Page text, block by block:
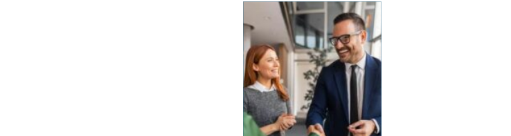
dalagårdar med historia
och vällagad mat skapar
en helhetsupplevelse
som många söker när
vardagen snurrar för
fort. Den som res...